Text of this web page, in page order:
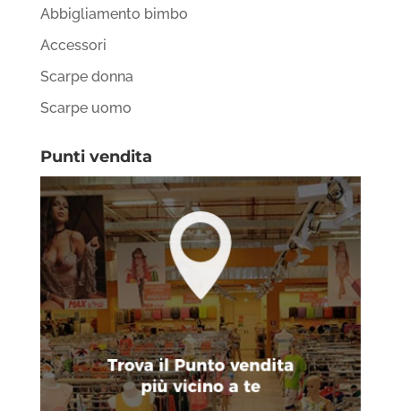
Abbigliamento bimbo
Accessori
Scarpe donna
Scarpe uomo
Punti vendita